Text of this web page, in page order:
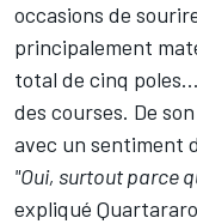
occasions de
principalement
total de cinq
des courses. De
avec un sentiment
"Oui, surtout parce
expliqué